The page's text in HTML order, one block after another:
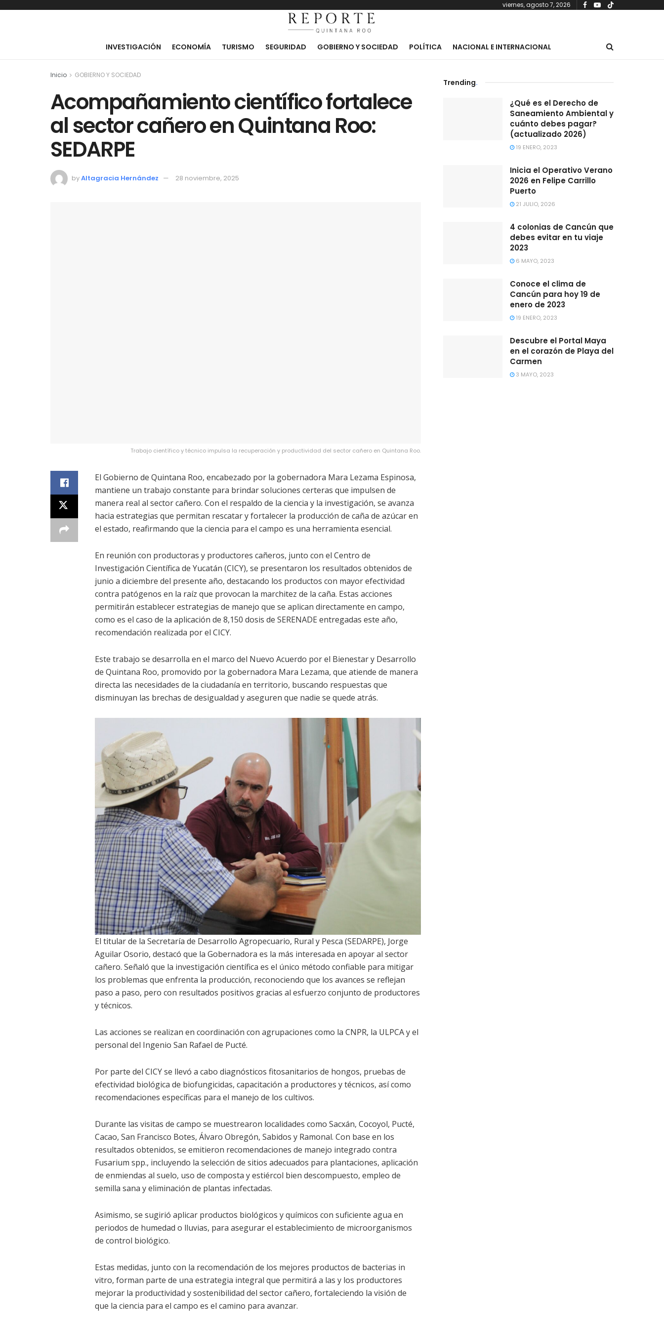
viernes, agosto 7, 2026
INVESTIGACIÓN ECONOMÍA TURISMO SEGURIDAD GOBIERNO Y SOCIEDAD POLÍTICA NACIONAL E INTERNACIONAL
Inicio GOBIERNO Y SOCIEDAD
Acompañamiento científico fortalece
al sector cañero en Quintana Roo:
SEDARPE
byAltagracia Hernández 28 noviembre, 2025
Trabajo científico y técnico impulsa la recuperación y productividad del sector cañero en Quintana Roo.
El Gobierno de Quintana Roo, encabezado por la gobernadora Mara Lezama Espinosa,
mantiene un trabajo constante para brindar soluciones certeras que impulsen de
manera real al sector cañero. Con el respaldo de la ciencia y la investigación, se avanza
hacia estrategias que permitan rescatar y fortalecer la producción de caña de azúcar en
el estado, reafirmando que la ciencia para el campo es una herramienta esencial.
En reunión con productoras y productores cañeros, junto con el Centro de
Investigación Científica de Yucatán (CICY), se presentaron los resultados obtenidos de
junio a diciembre del presente año, destacando los productos con mayor efectividad
contra patógenos en la raíz que provocan la marchitez de la caña. Estas acciones
permitirán establecer estrategias de manejo que se aplican directamente en campo,
como es el caso de la aplicación de 8,150 dosis de SERENADE entregadas este año,
recomendación realizada por el CICY.
Este trabajo se desarrolla en el marco del Nuevo Acuerdo por el Bienestar y Desarrollo
de Quintana Roo, promovido por la gobernadora Mara Lezama, que atiende de manera
directa las necesidades de la ciudadanía en territorio, buscando respuestas que
disminuyan las brechas de desigualdad y aseguren que nadie se quede atrás.
El titular de la Secretaría de Desarrollo Agropecuario, Rural y Pesca (SEDARPE), Jorge
Aguilar Osorio, destacó que la Gobernadora es la más interesada en apoyar al sector
cañero. Señaló que la investigación científica es el único método confiable para mitigar
los problemas que enfrenta la producción, reconociendo que los avances se reflejan
paso a paso, pero con resultados positivos gracias al esfuerzo conjunto de productores
y técnicos.
Las acciones se realizan en coordinación con agrupaciones como la CNPR, la ULPCA y el
personal del Ingenio San Rafael de Pucté.
Por parte del CICY se llevó a cabo diagnósticos fitosanitarios de hongos, pruebas de
efectividad biológica de biofungicidas, capacitación a productores y técnicos, así como
recomendaciones específicas para el manejo de los cultivos.
Durante las visitas de campo se muestrearon localidades como Sacxán, Cocoyol, Pucté,
Cacao, San Francisco Botes, Álvaro Obregón, Sabidos y Ramonal. Con base en los
resultados obtenidos, se emitieron recomendaciones de manejo integrado contra
Fusarium spp., incluyendo la selección de sitios adecuados para plantaciones, aplicación
de enmiendas al suelo, uso de composta y estiércol bien descompuesto, empleo de
semilla sana y eliminación de plantas infectadas.
Asimismo, se sugirió aplicar productos biológicos y químicos con suficiente agua en
periodos de humedad o lluvias, para asegurar el establecimiento de microorganismos
de control biológico.
Estas medidas, junto con la recomendación de los mejores productos de bacterias in
vitro, forman parte de una estrategia integral que permitirá a las y los productores
mejorar la productividad y sostenibilidad del sector cañero, fortaleciendo la visión de
que la ciencia para el campo es el camino para avanzar.
Trending.
¿Qué es el Derecho de
Saneamiento Ambiental y
cuánto debes pagar?
(actualizado 2026)
19 ENERO, 2023
Inicia el Operativo Verano
2026 en Felipe Carrillo
Puerto
21 JULIO, 2026
4 colonias de Cancún que
debes evitar en tu viaje
2023
6 MAYO, 2023
Conoce el clima de
Cancún para hoy 19 de
enero de 2023
19 ENERO, 2023
Descubre el Portal Maya
en el corazón de Playa del
Carmen
3 MAYO, 2023